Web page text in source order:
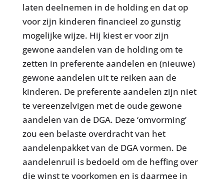
laten deelnemen in de holding en dat op
voor zijn kinderen financieel zo gunstig
mogelijke wijze. Hij kiest er voor zijn
gewone aandelen van de holding om te
zetten in preferente aandelen en (nieuwe)
gewone aandelen uit te reiken aan de
kinderen. De preferente aandelen zijn niet
te vereenzelvigen met de oude gewone
aandelen van de DGA. Deze ‘omvorming’
zou een belaste overdracht van het
aandelenpakket van de DGA vormen. De
aandelenruil is bedoeld om de heffing over
die winst te voorkomen en is daarmee in